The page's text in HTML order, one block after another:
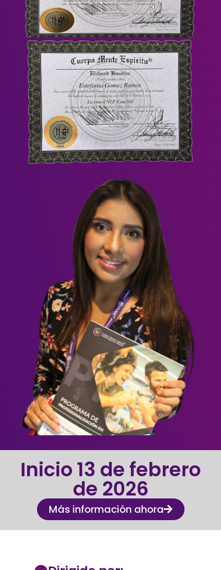
Inicio 13 de febrero
de 2026
Más información ahora